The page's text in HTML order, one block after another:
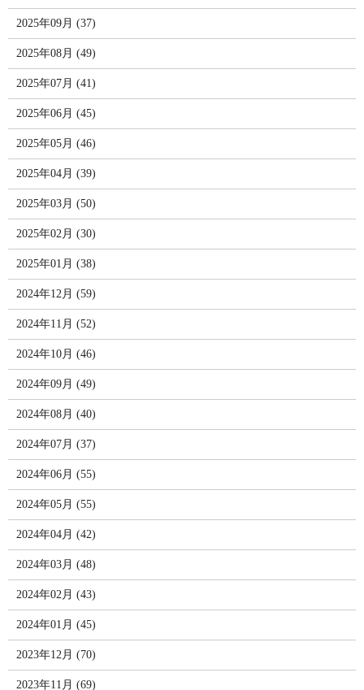
2025年09月 (37)
2025年08月 (49)
2025年07月 (41)
2025年06月 (45)
2025年05月 (46)
2025年04月 (39)
2025年03月 (50)
2025年02月 (30)
2025年01月 (38)
2024年12月 (59)
2024年11月 (52)
2024年10月 (46)
2024年09月 (49)
2024年08月 (40)
2024年07月 (37)
2024年06月 (55)
2024年05月 (55)
2024年04月 (42)
2024年03月 (48)
2024年02月 (43)
2024年01月 (45)
2023年12月 (70)
2023年11月 (69)